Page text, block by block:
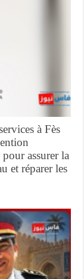
à Fès
assurer la
et réparer les